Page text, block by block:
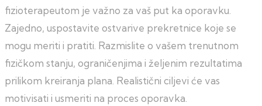
fizioterapeutom je važno za vaš put ka oporavku.
Zajedno, uspostavite ostvarive prekretnice koje se
mogu meriti i pratiti. Razmislite o vašem trenutnom
fizičkom stanju, ograničenjima i željenim rezultatima
prilikom kreiranja plana. Realistični ciljevi će vas
motivisati i usmeriti na proces oporavka.